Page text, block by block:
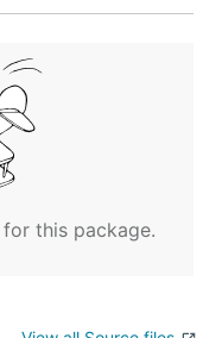
redução
this package.